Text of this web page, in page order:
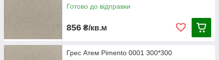
Готово до відправки
856 ₴/кв.м
Грес Атем Pimento 0001 300*300